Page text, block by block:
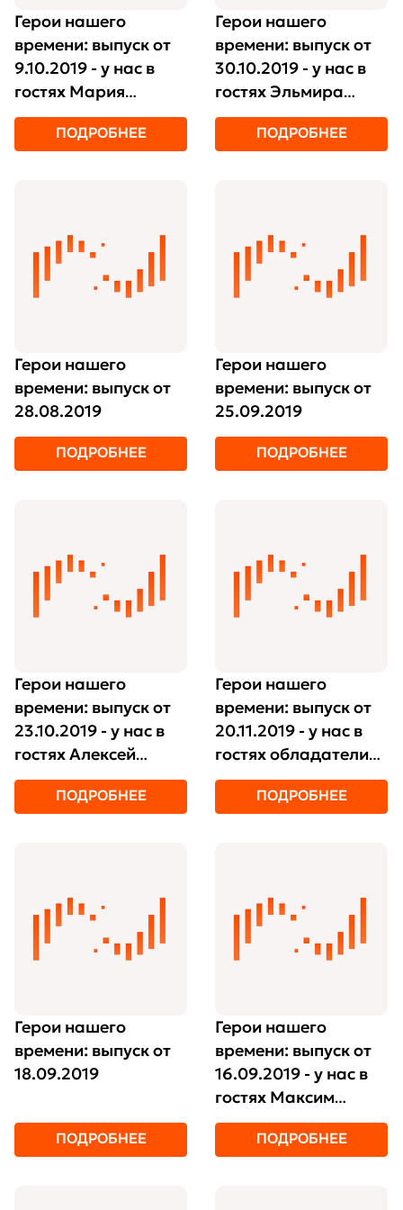
Герои нашего
времени: выпуск от
9.10.2019 - у нас в
гостях Мария
Синчугова и Алексей
ИвановПОДРОБНЕЕ
Герои нашего
времени: выпуск от
30.10.2019 - у нас в
гостях Эльмира
Ахметова
ПОДРОБНЕЕ
Герои нашего
времени: выпуск от
28.08.2019
ПОДРОБНЕЕ
Герои нашего
времени: выпуск от
25.09.2019
ПОДРОБНЕЕ
Герои нашего
времени: выпуск от
23.10.2019 - у нас в
гостях Алексей
Волков и Владимир
ФокинПОДРОБНЕЕ
Герои нашего
времени: выпуск от
20.11.2019 - у нас в
гостях обладатели
Гран-при фестиваля
ПОДРОБНЕЕ
Герои нашего
времени: выпуск от
18.09.2019
ПОДРОБНЕЕ
Герои нашего
времени: выпуск от
16.09.2019 - у нас в
гостях Максим
Апраксин и Сабина
Менли-Асанова
ПОДРОБНЕЕ